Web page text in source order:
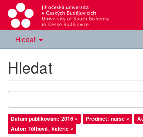
Hledat
Hledat
Datum publikování: 2016 × Předmět: nurse ×
Autor: Tóthová, Valérie ×